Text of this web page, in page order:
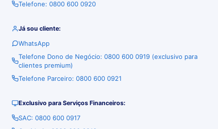
Telefone: 0800 600 0920
Já sou cliente:
WhatsApp
Telefone Dono de Negócio: 0800 600 0919 (exclusivo para
clientes premium)
Telefone Parceiro: 0800 600 0921
Exclusivo para Serviços Financeiros:
SAC: 0800 600 0917